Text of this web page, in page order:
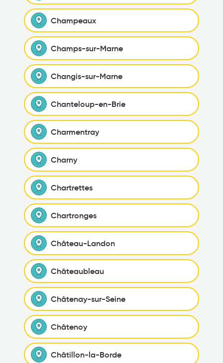
Champeaux
Champs-sur-Marne
Changis-sur-Marne
Chanteloup-en-Brie
Charmentray
Charny
Chartrettes
Chartronges
Château-Landon
Châteaubleau
Châtenay-sur-Seine
Châtenoy
Châtillon-la-Borde